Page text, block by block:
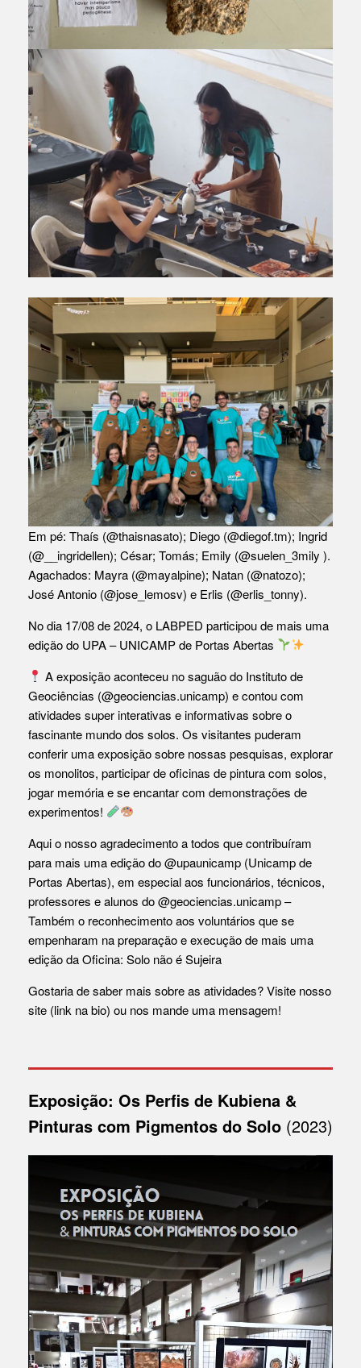
Em pé: Thaís (@thaisnasato); Diego (@diegof.tm); Ingrid
(@__ingridellen); César; Tomás; Emily (@suelen_3mily ).
Agachados: Mayra (@mayalpine); Natan (@natozo);
José Antonio (@jose_lemosv) e Erlis (@erlis_tonny).
No dia 17/08 de 2024, o LABPED participou de mais uma
edição do UPA – UNICAMP de Portas Abertas
A exposição aconteceu no saguão do Instituto de
Geociências (@geociencias.unicamp) e contou com
atividades super interativas e informativas sobre o
fascinante mundo dos solos. Os visitantes puderam
conferir uma exposição sobre nossas pesquisas, explorar
os monolitos, participar de oficinas de pintura com solos,
jogar memória e se encantar com demonstrações de
experimentos!
Aqui o nosso agradecimento a todos que contribuíram
para mais uma edição do@upaunicamp (Unicamp de
Portas Abertas), em especial aos funcionários, técnicos,
professores e alunos do@geociencias.unicamp–
Também o reconhecimento aos voluntários que se
empenharam na preparação e execução de mais uma
edição da Oficina: Solo não é Sujeira
Gostaria de saber mais sobre as atividades? Visite nosso
site (link na bio) ou nos mande uma mensagem!
Exposição: Os Perfis de Kubiena &
Pinturas com Pigmentos do Solo (2023)